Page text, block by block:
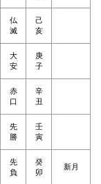
仏
滅
己
亥
大
安
庚
子
赤
口
辛
丑
先
勝
壬
寅
先
負
癸
卯
新月